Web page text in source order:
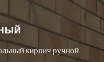
кирпич ручной